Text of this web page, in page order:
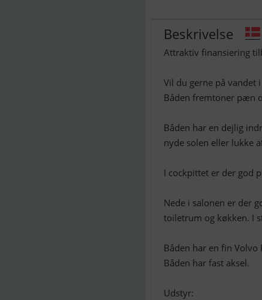
Beskrivelse
Attraktiv finansiering
Vil du gerne på vandet
Båden fremtoner pæn
Båden har en dejlig
nyde solen eller lukke
I cockpittet er der god
Nede i salonen er der
toiletrum og køkken. I
Båden har en fin
Båden har fast aksel.
Udstyr: